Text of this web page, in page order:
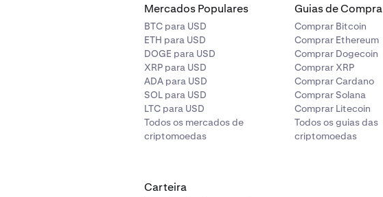
Mercados Populares
BTC para USD
ETH para USD
DOGE para USD
XRP para USD
ADA para USD
SOL para USD
LTC para USD
Todos os mercados de
criptomoedas
Guias de Compra
Comprar Bitcoin
Comprar Ethereum
Comprar Dogecoin
Comprar XRP
Comprar Cardano
Comprar Solana
Comprar Litecoin
Todos os guias das
criptomoedas
Carteira